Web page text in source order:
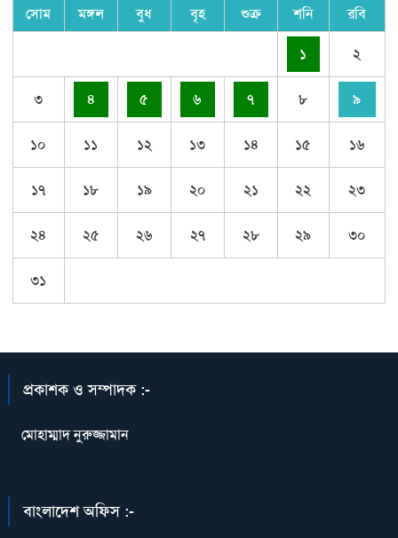
সোম মঙ্গল বুধ বৃহ শুক্র শনি রবি
১ ২
৩ ৪ ৫ ৬ ৭ ৮ ৯
১০ ১১ ১২ ১৩ ১৪ ১৫ ১৬
১৭ ১৮ ১৯ ২০ ২১ ২২ ২৩
২৪ ২৫ ২৬ ২৭ ২৮ ২৯ ৩০
৩১
প্রকাশক ও সম্পাদক :-
মোহাম্মাদ নুরুজ্জামান
বাংলাদেশ অফিস :-